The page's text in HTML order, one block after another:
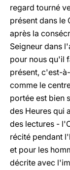
regard tourné
présent dans le
après la
Seigneur dans
pour nous qu'il
présent, c'est-
comme le
portée est bien
des Heures qui
des lectures -
récité pendant
et pour les
décrite avec